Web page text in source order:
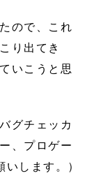
ので、これ
り出てき
いこうと思
グチェッカ
、プロゲー
します。）